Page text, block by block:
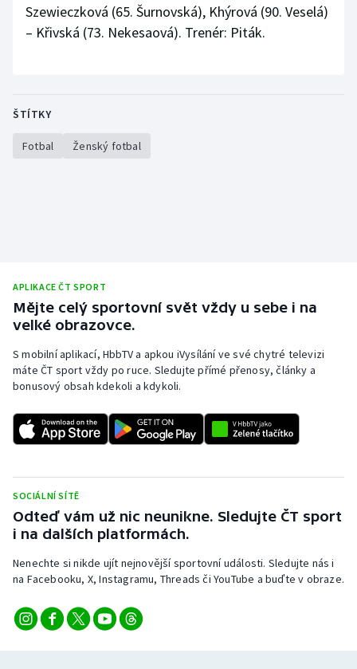
Triatlon
Volejbal
Szewieczková (65. Šurnovská), Khýrová (90. Veselá)
– Křivská (73. Nekesaová). Trenér: Piták.
ŠTÍTKY
Fotbal Ženský fotbal
APLIKACE ČT SPORT
Mějte celý sportovní svět vždy u sebe i na
velké obrazovce.
S mobilní aplikací, HbbTV a apkou iVysílání ve své chytré televizi
máte ČT sport vždy po ruce. Sledujte přímé přenosy, články a
bonusový obsah kdekoli a kdykoli.
SOCIÁLNÍ SÍTĚ
Odteď vám už nic neunikne. Sledujte ČT sport
i na dalších platformách.
Nenechte si nikde ujít nejnovější sportovní události. Sledujte nás i
na Facebooku, X, Instagramu, Threads či YouTube a buďte v obraze.